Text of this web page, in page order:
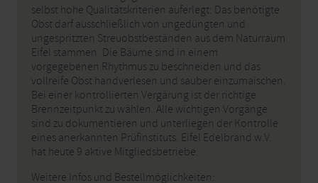
Andreas Hahn. Und in diese Vermarktungsschiene
gehen etwa zwei Drittel des EIFEL Edelbrandes. „Der
Handel hat eigene Anforderungen, eigene
Rahmenbedingungen – und eine eigene Sprache“
weiß der Geschäftsführer der Regionalmarke Markus
Pfeifer, der früher selbst in leitender Position im
Lebensmitteleinzelhandel tätig war. Beide
bestätigen: Es ist kein Selbstläufer, einmal gelistet zu
sein – man muss ständig an dieser
Handelspartnerschaft arbeiten. Die Zusammenarbeit
zwischen EIFEL Edelbrand und der Regionalmarke
EIFEL zeigt, wie gut die regionale Wertschöpfung
selbst hohe Qualitätskriterien auferlegt: Das benötigte
Obst darf ausschließlich von ungedüngten und
ungespritzten Streuobstbeständen aus dem Naturraum
Eifel stammen. Die Bäume sind in einem
vorgegebenen Rhythmus zu beschneiden und das
vollreife Obst handverlesen und sauber einzumaischen.
Bei einer kontrollierten Vergärung ist der richtige
Brennzeitpunkt zu wählen. Alle wichtigen Vorgänge
sind zu dokumentieren und unterliegen der Kontrolle
eines anerkannten Prüfinstituts. Eifel Edelbrand w.V.
hat heute 9 aktive Mitgliedsbetriebe.
Weitere Infos und Bestellmöglichkeiten: